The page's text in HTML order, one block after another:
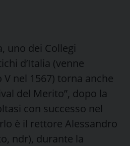
uno dei Collegi
d’Italia (venne
nel 1567) torna anche
del Merito”, dopo la
con successo nel
è il rettore Alessandro
ndr), durante la